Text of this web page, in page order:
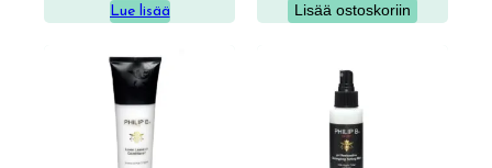
Lue lisää Lisää ostoskoriin